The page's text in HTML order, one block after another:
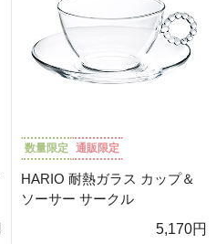
数量限定 通販限定
HARIO 耐熱ガラス カップ＆
ソーサー サークル
5,170円